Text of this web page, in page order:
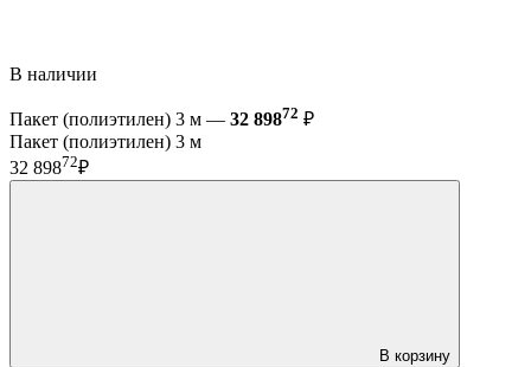
В наличии
Пакет (полиэтилен) 3 м — 32 89872 ₽
Пакет (полиэтилен) 3 м
32 89872₽
В корзину